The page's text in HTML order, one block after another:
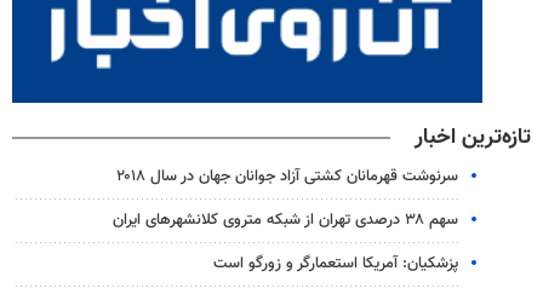
تازه‌ترین اخبار
سرنوشت قهرمانان کشتی آزاد جوانان جهان در سال ۲۰۱۸
سهم ۳۸ درصدی تهران از شبکه متروی کلانشهرهای ایران
پزشکیان: آمریکا استعمارگر و زورگو است